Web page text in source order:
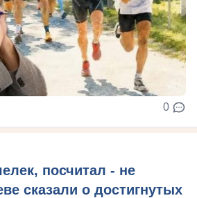
0
посчитал - не
сказали о достигнутых